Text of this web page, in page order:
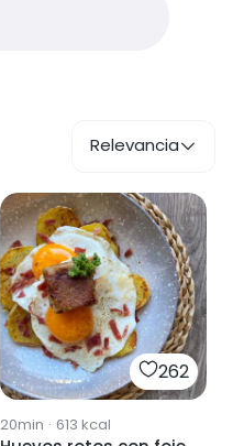
Relevancia
262
20min · 613 kcal